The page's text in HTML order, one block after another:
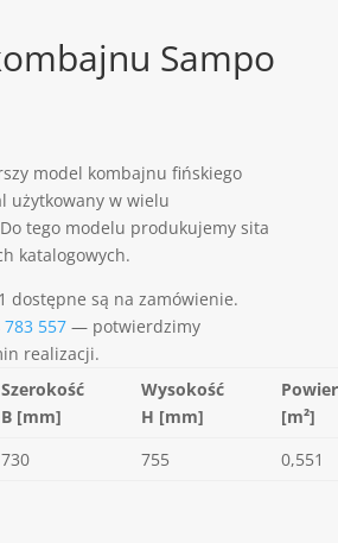
Sampo
model kombajnu fińskiego
użytkowany w wielu
tego modelu produkujemy sita
katalogowych.
dostępne są na zamówienie.
783 557— potwierdzimy
realizacji.
Szerokość
B [mm]
Wysokość
H [mm]
[m²]
730 755 0,551